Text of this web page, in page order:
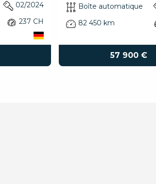
02/2024
237 CH
Boîte automatique
82 450 km
57 900 €